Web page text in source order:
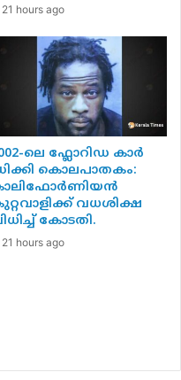
Copy URL
21 hours ago
ലെ ഫ്ലോറിഡ കാർ
കൊലപാതകം:
വധശിക്ഷ
കോടതി.
21 hours ago